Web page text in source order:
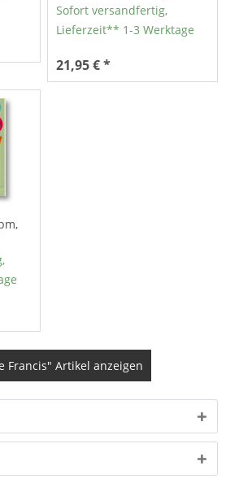
Sofort versandfertig,
Lieferzeit** 1-3 Werktage
21,95 € *
Francis" Artikel anzeigen